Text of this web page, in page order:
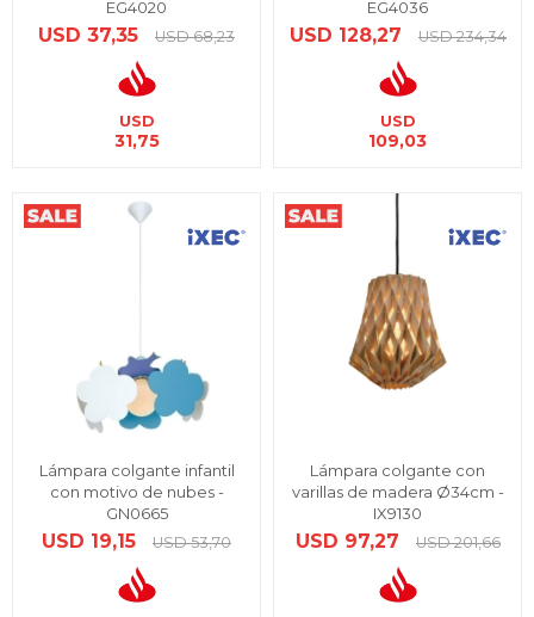
EG4020
USD 37,35 USD 68,23
USD
31,75
EG4036
USD 128,27 USD 234,34
USD
109,03
Lámpara colgante infantil
con motivo de nubes -
GN0665
USD 19,15 USD 53,70
Lámpara colgante con
varillas de madera Ø34cm -
IX9130
USD 97,27 USD 201,66